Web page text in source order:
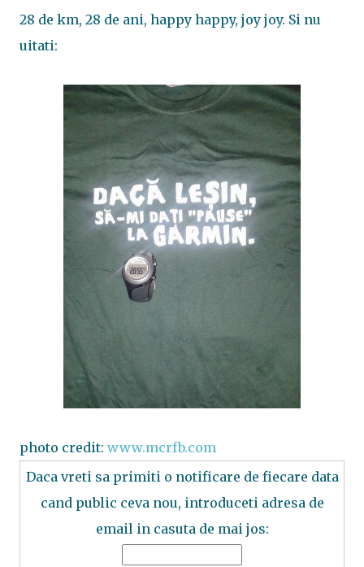
28 de km, 28 de ani, happy happy, joy joy. Si nu
uitati:
photo credit: www.mcrfb.com
Daca vreti sa primiti o notificare de fiecare data
cand public ceva nou, introduceti adresa de
email in casuta de mai jos: